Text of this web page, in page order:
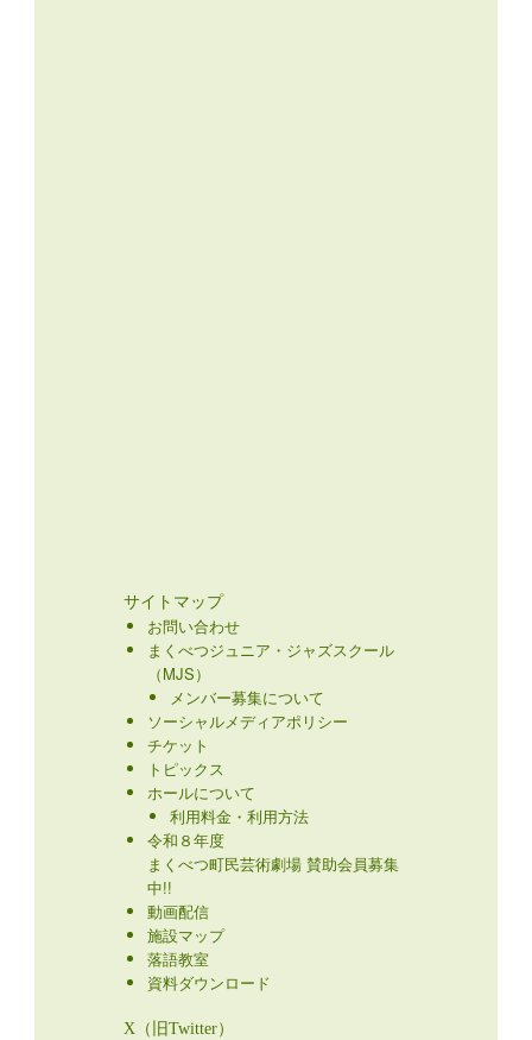
サイトマップ
お問い合わせ
まくべつジュニア・ジャズスクール
（MJS）
メンバー募集について
ソーシャルメディアポリシー
チケット
トピックス
ホールについて
利用料金・利用方法
令和８年度
まくべつ町民芸術劇場 賛助会員募集
中!!
動画配信
施設マップ
落語教室
資料ダウンロード
X（旧Twitter）